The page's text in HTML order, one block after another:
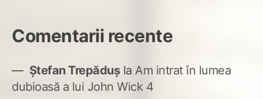
Comentarii recente
Ștefan Trepădușla Am intrat în lumea
dubioasă a lui John Wick 4